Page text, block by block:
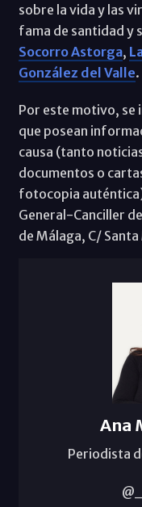
sobre la vida y las
fama de santidad y
Socorro Astorga,
González del Valle.
Por este motivo, se
que posean
causa (tanto
documentos o
fotocopia
General-Canciller
de Málaga, C/
Ana
Periodista